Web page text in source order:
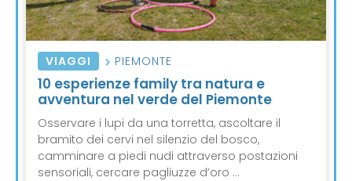
VIAGGI PIEMONTE
10 esperienze family tra natura e
avventura nel verde del Piemonte
Osservare i lupi da una torretta, ascoltare il
bramito dei cervi nel silenzio del bosco,
camminare a piedi nudi attraverso postazioni
sensoriali, cercare pagliuzze d’oro ...